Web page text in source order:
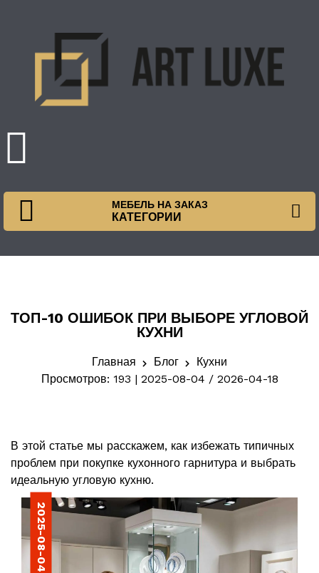
МЕБЕЛЬ НА ЗАКАЗ
КАТЕГОРИИ
ТОП-10 ОШИБОК ПРИ ВЫБОРЕ УГЛОВОЙ
КУХНИ
Главная Блог
Кухни
Просмотров: 193 | 2025-08-04 / 2026-04-18
В этой статье мы расскажем, как избежать типичных
проблем при покупке кухонного гарнитура и выбрать
идеальную угловую кухню.
2025-08-04